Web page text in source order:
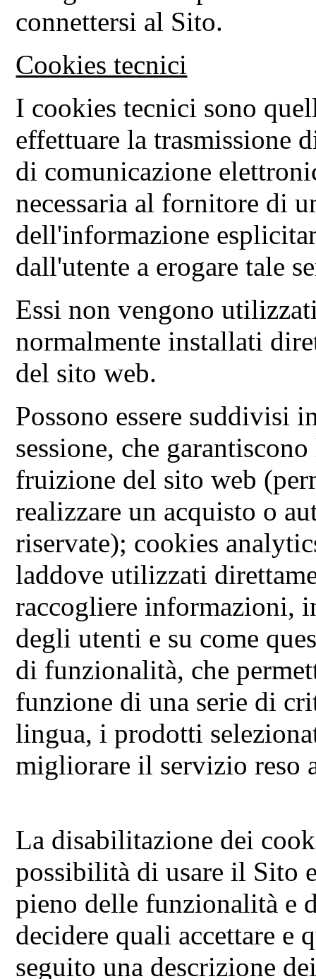
connettersi al Sito.
Cookies tecnici
I cookies tecnici sono
effettuare la trasmissione
di comunicazione
necessaria al fornitore di
dell'informazione
dall'utente a erogare tale
Essi non vengono
normalmente installati
del sito web.
Possono essere suddivisi
sessione, che
fruizione del sito web
realizzare un acquisto o
riservate); cookies
laddove utilizzati
raccogliere informazioni,
degli utenti e su come
di funzionalità, che
funzione di una serie di
lingua, i prodotti
migliorare il servizio reso
La disabilitazione dei
possibilità di usare il Sito
pieno delle funzionalità e
decidere quali accettare
seguito una descrizione